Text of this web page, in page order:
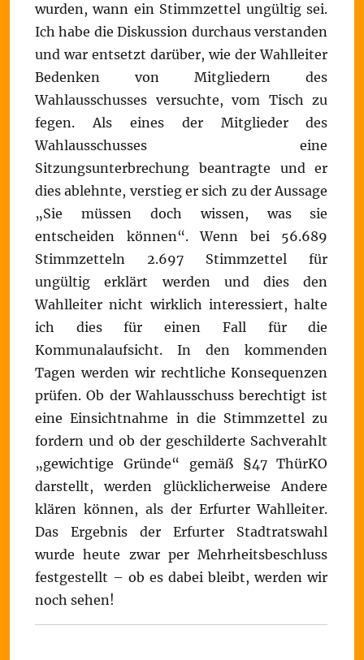
wurden, wann ein Stimmzettel ungültig sei.
Ich habe die Diskussion durchaus verstanden
und war entsetzt darüber, wie der Wahlleiter
Bedenken von Mitgliedern des
Wahlausschusses versuchte, vom Tisch zu
fegen. Als eines der Mitglieder des
Wahlausschusses eine
Sitzungsunterbrechung beantragte und er
dies ablehnte, verstieg er sich zu der Aussage
„Sie müssen doch wissen, was sie
entscheiden können“. Wenn bei 56.689
Stimmzetteln 2.697 Stimmzettel für
ungültig erklärt werden und dies den
Wahlleiter nicht wirklich interessiert, halte
ich dies für einen Fall für die
Kommunalaufsicht. In den kommenden
Tagen werden wir rechtliche Konsequenzen
prüfen. Ob der Wahlausschuss berechtigt ist
eine Einsichtnahme in die Stimmzettel zu
fordern und ob der geschilderte Sachverahlt
„gewichtige Gründe“ gemäß §47 ThürKO
darstellt, werden glücklicherweise Andere
klären können, als der Erfurter Wahlleiter.
Das Ergebnis der Erfurter Stadtratswahl
wurde heute zwar per Mehrheitsbeschluss
festgestellt – ob es dabei bleibt, werden wir
noch sehen!